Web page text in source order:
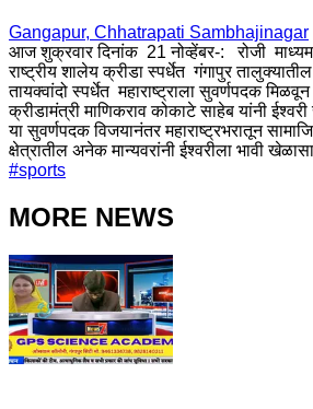
Gangapur, Chhatrapati Sambhajinagar
आज शुक्रवार दिनांक 21 नोव्हेंबर-: रोजी
राष्ट्रीय शालेय क्रीडा स्पर्धेत गंगापुर
तायक्वांदो स्पर्धेत महाराष्ट्राला सुवर्णपदक
क्रीडामंत्री माणिकराव कोकाटे साहेब यांनी
या सुवर्णपदक विजयानंतर महाराष्ट्रभरातून
क्षेत्रातील अनेक मान्यवरांनी ईश्वरीला भावी
#sports
MORE NEWS